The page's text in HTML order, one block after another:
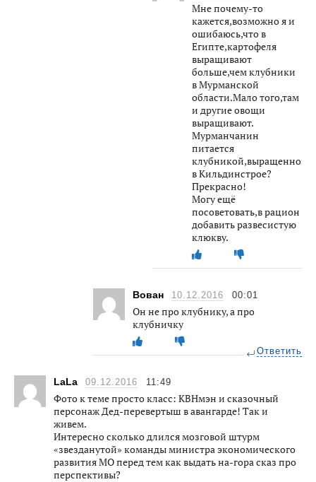
Мне почему-то
кажется,возможно я и
ошибаюсь,что в
Египте,картофеля
выращивают
больше,чем клубники
в Мурманской
области.Мало того,там
и другие овощи
выращивают.
Мурманчанин
питается
клубникой,выращенной
в Кильдинстрое?
Прекрасно!
Могу ещё
посоветовать,в рацион
добавить развесистую
клюкву.
Вован 10.12.2016 00:01
Он не про клубнику, а про
клубничку
Ответить
LaLa 09.12.2016 11:49
Фото к теме просто класс: КВНмэн и сказочный
персонаж Дед-перевертыш в авангарде! Так и
живем.
Интересно сколько длился мозговой штурм
«звезданутой» команды министра экономического
развития МО перед тем как выдать на-гора сказ про
перспективы?